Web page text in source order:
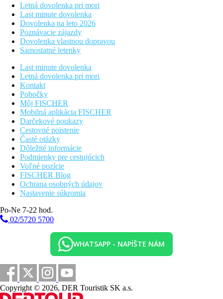
Letná dovolenka pri mori
Last minute dovolenka
Dovolenka na leto 2026
Poznávacie zájazdy
Dovolenka vlastnou dopravou
Samostatné letenky
Last minute dovolenka
Letná dovolenka pri mori
Kontakt
Pobočky
Môj FISCHER
Mobilná aplikácia FISCHER
Darčekové poukazy
Cestovné poistenie
Časté otázky
Dôležité informácie
Podmienky pre cestujúcich
Voľné pozície
FISCHER Blog
Ochrana osobných údajov
Nastavenie súkromia
Po-Ne 7-22 hod.
02/5720 5700
WHATSAPP - NAPÍŠTE NÁM
Copyright © 2026, DER Touristik SK a.s.